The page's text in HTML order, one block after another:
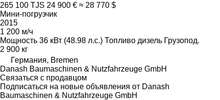
265 100 TJS 24 900 € ≈ 28 770 $
Мини-погрузчик
2015
1 200 м/ч
Мощность 36 кВт (48.98 л.с.) Топливо дизель Грузопод.
2 900 кг
Германия, Bremen
Danash Baumaschinen & Nutzfahrzeuge GmbH
Связаться с продавцом
Подписаться на новые объявления от Danash
Baumaschinen & Nutzfahrzeuge GmbH